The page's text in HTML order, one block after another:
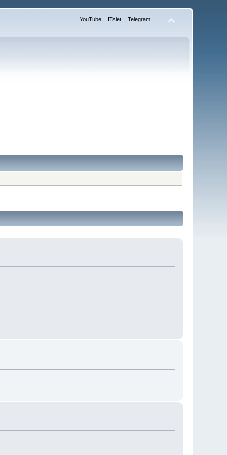
YouTube ITslet Telegram